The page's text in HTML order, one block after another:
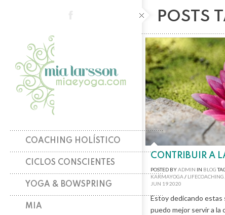
COACHING HOLÍSTICO
CICLOS CONSCIENTES
YOGA & BOWSPRING
MIA
POSTS
CONTRIBUIR A
POSTED BYADMIN IN BLOG
KARMAYOGA/ LIFECOACHING
JUN 192020
Estoy dedicando estas
puedo mejor servir a la